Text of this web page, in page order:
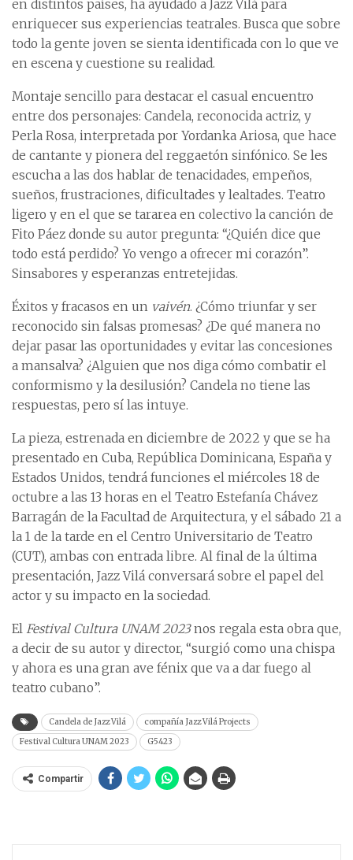
en distintos países, ha ayudado a Jazz Vilá para
enriquecer sus experiencias teatrales. Busca que sobre
todo la gente joven se sienta identificada con lo que ve
en escena y cuestione su realidad.
Montaje sencillo para destacar el casual encuentro
entre dos personajes: Candela, reconocida actriz, y
Perla Rosa, interpretada por Yordanka Ariosa, que hace
de cantante y pionera del reggaetón sinfónico. Se les
escucha a las dos hablar de tenacidades, empeños,
sueños, frustraciones, dificultades y lealtades. Teatro
ligero y en el que se tararea en colectivo la canción de
Fito Páez donde su autor pregunta: “¿Quién dice que
todo está perdido? Yo vengo a ofrecer mi corazón”.
Sinsabores y esperanzas entretejidas.
Éxitos y fracasos en un vaivén. ¿Cómo triunfar y ser
reconocido sin falsas promesas? ¿De qué manera no
dejar pasar las oportunidades y evitar las concesiones
a mansalva? ¿Alguien que nos diga cómo combatir el
conformismo y la desilusión? Candela no tiene las
respuestas, pero sí las intuye.
La pieza, estrenada en diciembre de 2022 y que se ha
presentado en Cuba, República Dominicana, España y
Estados Unidos, tendrá funciones el miércoles 18 de
octubre a las 13 horas en el Teatro Estefanía Chávez
Barragán de la Facultad de Arquitectura, y el sábado 21 a
la 1 de la tarde en el Centro Universitario de Teatro
(CUT), ambas con entrada libre. Al final de la última
presentación, Jazz Vilá conversará sobre el papel del
actor y su impacto en la sociedad.
El Festival Cultura UNAM 2023nos regala esta obra que,
a decir de su autor y director, “surgió como una chispa
y ahora es una gran ave fénix que va a dar fuego al
teatro cubano”.
Candela de Jazz Vilá
compañía Jazz Vilá Projects
Festival Cultura UNAM 2023
G5423
Compartir